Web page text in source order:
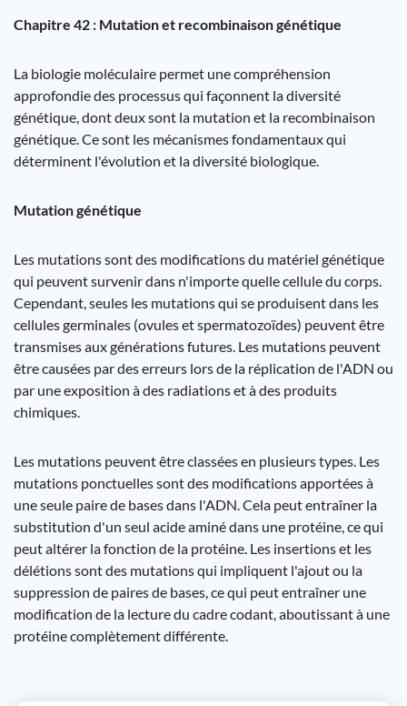
Chapitre 42 : Mutation et recombinaison génétique
La biologie moléculaire permet une compréhension
approfondie des processus qui façonnent la diversité
génétique, dont deux sont la mutation et la recombinaison
génétique. Ce sont les mécanismes fondamentaux qui
déterminent l'évolution et la diversité biologique.
Mutation génétique
Les mutations sont des modifications du matériel génétique
qui peuvent survenir dans n'importe quelle cellule du corps.
Cependant, seules les mutations qui se produisent dans les
cellules germinales (ovules et spermatozoïdes) peuvent être
transmises aux générations futures. Les mutations peuvent
être causées par des erreurs lors de la réplication de l'ADN ou
par une exposition à des radiations et à des produits
chimiques.
Les mutations peuvent être classées en plusieurs types. Les
mutations ponctuelles sont des modifications apportées à
une seule paire de bases dans l'ADN. Cela peut entraîner la
substitution d'un seul acide aminé dans une protéine, ce qui
peut altérer la fonction de la protéine. Les insertions et les
délétions sont des mutations qui impliquent l'ajout ou la
suppression de paires de bases, ce qui peut entraîner une
modification de la lecture du cadre codant, aboutissant à une
protéine complètement différente.